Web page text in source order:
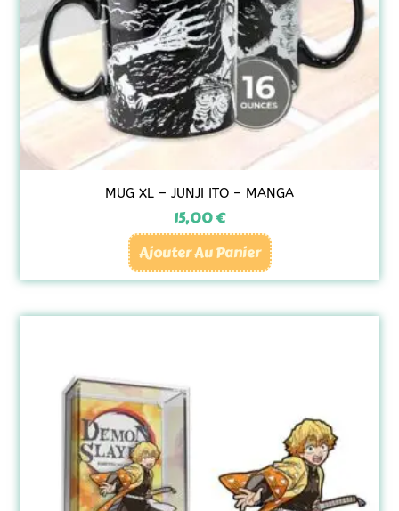
MUG XL – JUNJI ITO – MANGA
15,00€
Ajouter Au Panier